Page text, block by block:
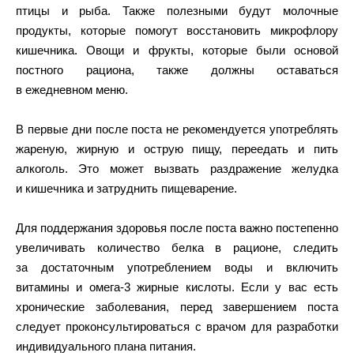
птицы и рыба. Также полезными будут молочные
продукты, которые помогут восстановить микрофлору
кишечника. Овощи и фрукты, которые были основой
постного рациона, также должны оставаться
в ежедневном меню.
В первые дни после поста не рекомендуется употреблять
жареную, жирную и острую пищу, переедать и пить
алкоголь. Это может вызвать раздражение желудка
и кишечника и затруднить пищеварение.
Для поддержания здоровья после поста важно постепенно
увеличивать количество белка в рационе, следить
за достаточным употреблением воды и включить
витамины и омега-3 жирные кислоты. Если у вас есть
хронические заболевания, перед завершением поста
следует проконсультироваться с врачом для разработки
индивидуального плана питания.